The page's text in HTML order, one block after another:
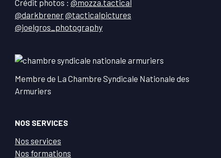
Crédit photos : @mozza.tactical
@darkbrener@tacticalpictures
@joelgros_photography
Membre de La Chambre Syndicale Nationale des
Armuriers
NOS SERVICES
Nos services
Nos formations